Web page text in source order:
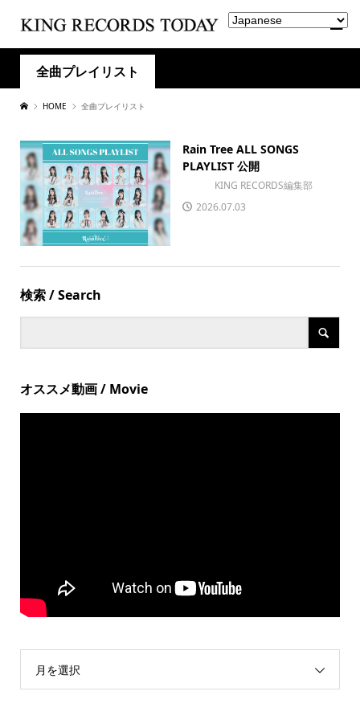
全曲プレイリスト
HOME 全曲プレイリスト
Rain Tree ALL SONGS
PLAYLIST 公開
KING RECORDS編集部
2026.07.03
検索 / Search
オススメ動画 / Movie
月を選択